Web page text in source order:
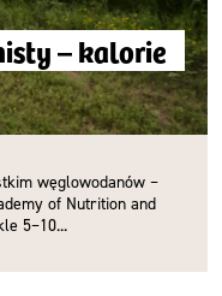
– kalorie
węglowodanów –
of Nutrition and
5–10...